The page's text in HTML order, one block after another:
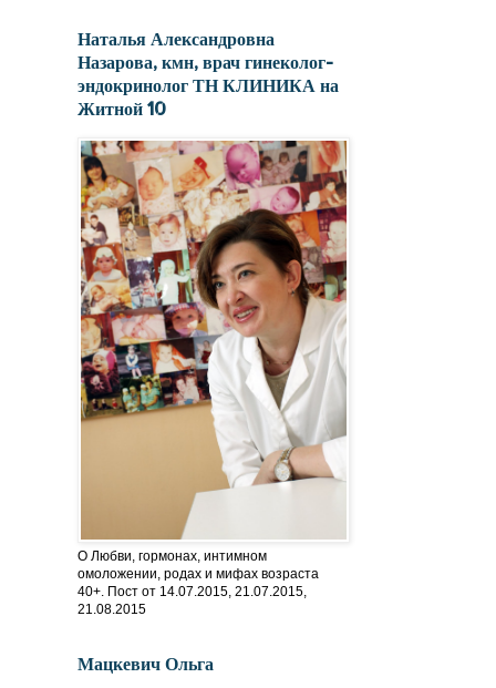
Наталья Александровна
Назарова, кмн, врач гинеколог-
эндокринолог ТН КЛИНИКА на
Житной 10
О Любви, гормонах, интимном
омоложении, родах и мифах возраста
40+. Пост от 14.07.2015, 21.07.2015,
21.08.2015
Мацкевич Ольга